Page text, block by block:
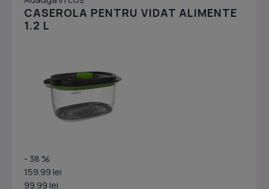
CASEROLA PENTRU VIDAT ALIMENTE
1.2 L
- 38 %
159.99 lei
99.99 lei